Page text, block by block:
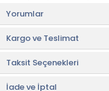
Kaliteli yapısı sayesinde
Kullanım ve Bakım
• Sadece halı yıkama
30°C olmalı ve halı su
Yorumlar
Kargo ve Teslimat
Taksit Seçenekleri
İade ve İptal